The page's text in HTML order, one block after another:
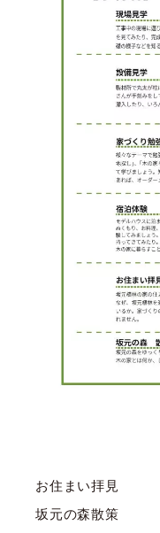
お住まい拝見
坂元の森散策